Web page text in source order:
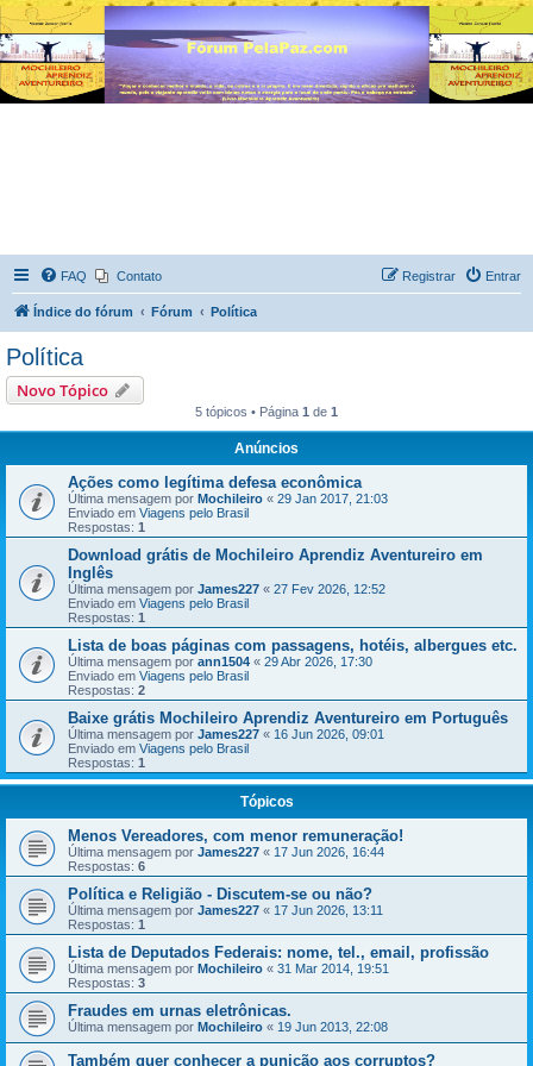
FAQ Contato Entrar
Registrar
Índice do fórum Fórum Política
Política
Novo Tópico
5 tópicos • Página 1 de 1
Anúncios
Ações como legítima defesa econômica
Última mensagem por Mochileiro « 29 Jan 2017, 21:03
Enviado em Viagens pelo Brasil
Respostas: 1
Download grátis de Mochileiro Aprendiz Aventureiro em
Inglês
Última mensagem por James227 « 27 Fev 2026, 12:52
Enviado em Viagens pelo Brasil
Respostas: 1
Lista de boas páginas com passagens, hotéis, albergues etc.
Última mensagem por ann1504 « 29 Abr 2026, 17:30
Enviado em Viagens pelo Brasil
Respostas: 2
Baixe grátis Mochileiro Aprendiz Aventureiro em Português
Última mensagem por James227 « 16 Jun 2026, 09:01
Enviado em Viagens pelo Brasil
Respostas: 1
Tópicos
Menos Vereadores, com menor remuneração!
Última mensagem por James227 « 17 Jun 2026, 16:44
Respostas: 6
Política e Religião - Discutem-se ou não?
Última mensagem por James227 « 17 Jun 2026, 13:11
Respostas: 1
Lista de Deputados Federais: nome, tel., email, profissão
Última mensagem por Mochileiro « 31 Mar 2014, 19:51
Respostas: 3
Fraudes em urnas eletrônicas.
Última mensagem por Mochileiro « 19 Jun 2013, 22:08
Também quer conhecer a punição aos corruptos?